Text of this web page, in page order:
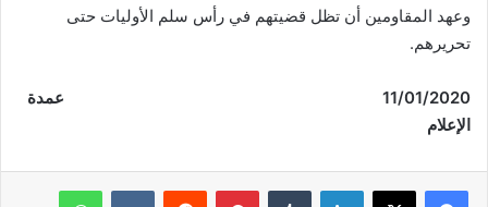
وعهد المقاومين أن تظل قضيتهم في رأس سلم الأوليات حتى
تحريرهم.
11/01/2020
عمدة
الإعلام
فيسبوك لينكدإن بينتيريست